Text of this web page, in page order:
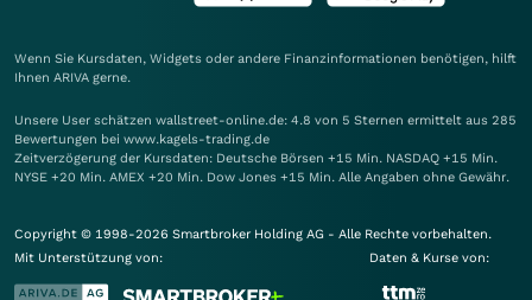
Wenn Sie Kursdaten, Widgets oder andere Finanzinformationen benötigen, hilft
Ihnen ARIVA gerne.
Unsere User schätzen wallstreet-online.de: 4.8 von 5 Sternen ermittelt aus 285
Bewertungen bei www.kagels-trading.de
Zeitverzögerung der Kursdaten: Deutsche Börsen +15 Min. NASDAQ +15 Min.
NYSE +20 Min. AMEX +20 Min. Dow Jones +15 Min. Alle Angaben ohne Gewähr.
Copyright © 1998-2026 Smartbroker Holding AG - Alle Rechte vorbehalten.
Mit Unterstützung von:
Daten & Kurse von: